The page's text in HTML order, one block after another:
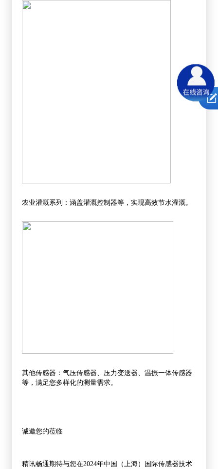
农业灌溉系列：涵盖灌溉控制器等，实现高效节水灌溉。
其他传感器：气压传感器、压力变送器、温振一体传感器
等，满足您多样化的测量需求。
诚邀您的莅临
精讯畅通期待与您在2024年中国（上海）国际传感器技术